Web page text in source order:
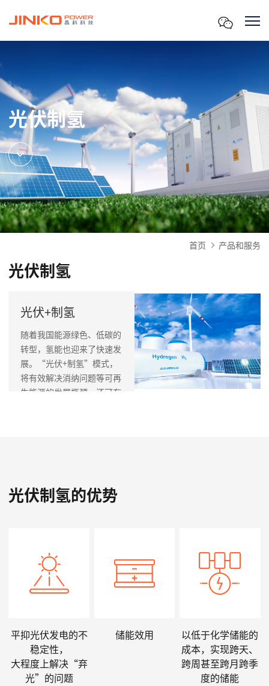
光伏制氢
首页 产品和服务
光伏制氢
光伏+制氢
随着我国能源绿色、低碳的
转型，氢能也迎来了快速发
展。“光伏+制氢”模式，
将有效解决消纳问题等可再
生能源的发展瓶颈。还可有
光伏制氢的优势
平抑光伏发电的不
稳定性，
大程度上解决“弃
光”的问题
储能效用
以低于化学储能的
成本，实现跨天、
跨周甚至跨月跨季
度的储能